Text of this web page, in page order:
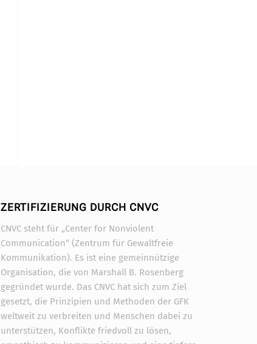
ZERTIFIZIERUNG DURCH CNVC
CNVC steht für „Center for Nonviolent
Communication“ (Zentrum für Gewaltfreie
Kommunikation). Es ist eine gemeinnützige
Organisation, die von Marshall B. Rosenberg
gegründet wurde. Das CNVC hat sich zum Ziel
gesetzt, die Prinzipien und Methoden der GFK
weltweit zu verbreiten und Menschen dabei zu
unterstützen, Konflikte friedvoll zu lösen,